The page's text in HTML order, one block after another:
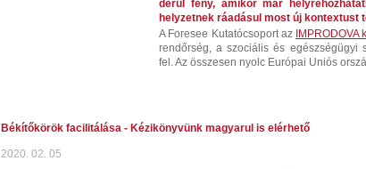
derül fény, amikor már
helyzetnek ráadásul most új kontextust
A Foresee Kutatócsoport az
rendőrség, a szociális és egészségügyi
fel. Az összesen nyolc Európai Uniós
Békítőkörök facilitálása - Kézikönyvünk magyarul is elérhető
2020. 02. 05